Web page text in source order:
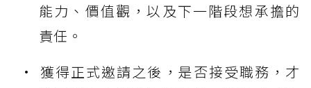
能力、價值觀，以及下一階段想承擔的
責任。
獲得正式邀請之後，是否接受職務，才